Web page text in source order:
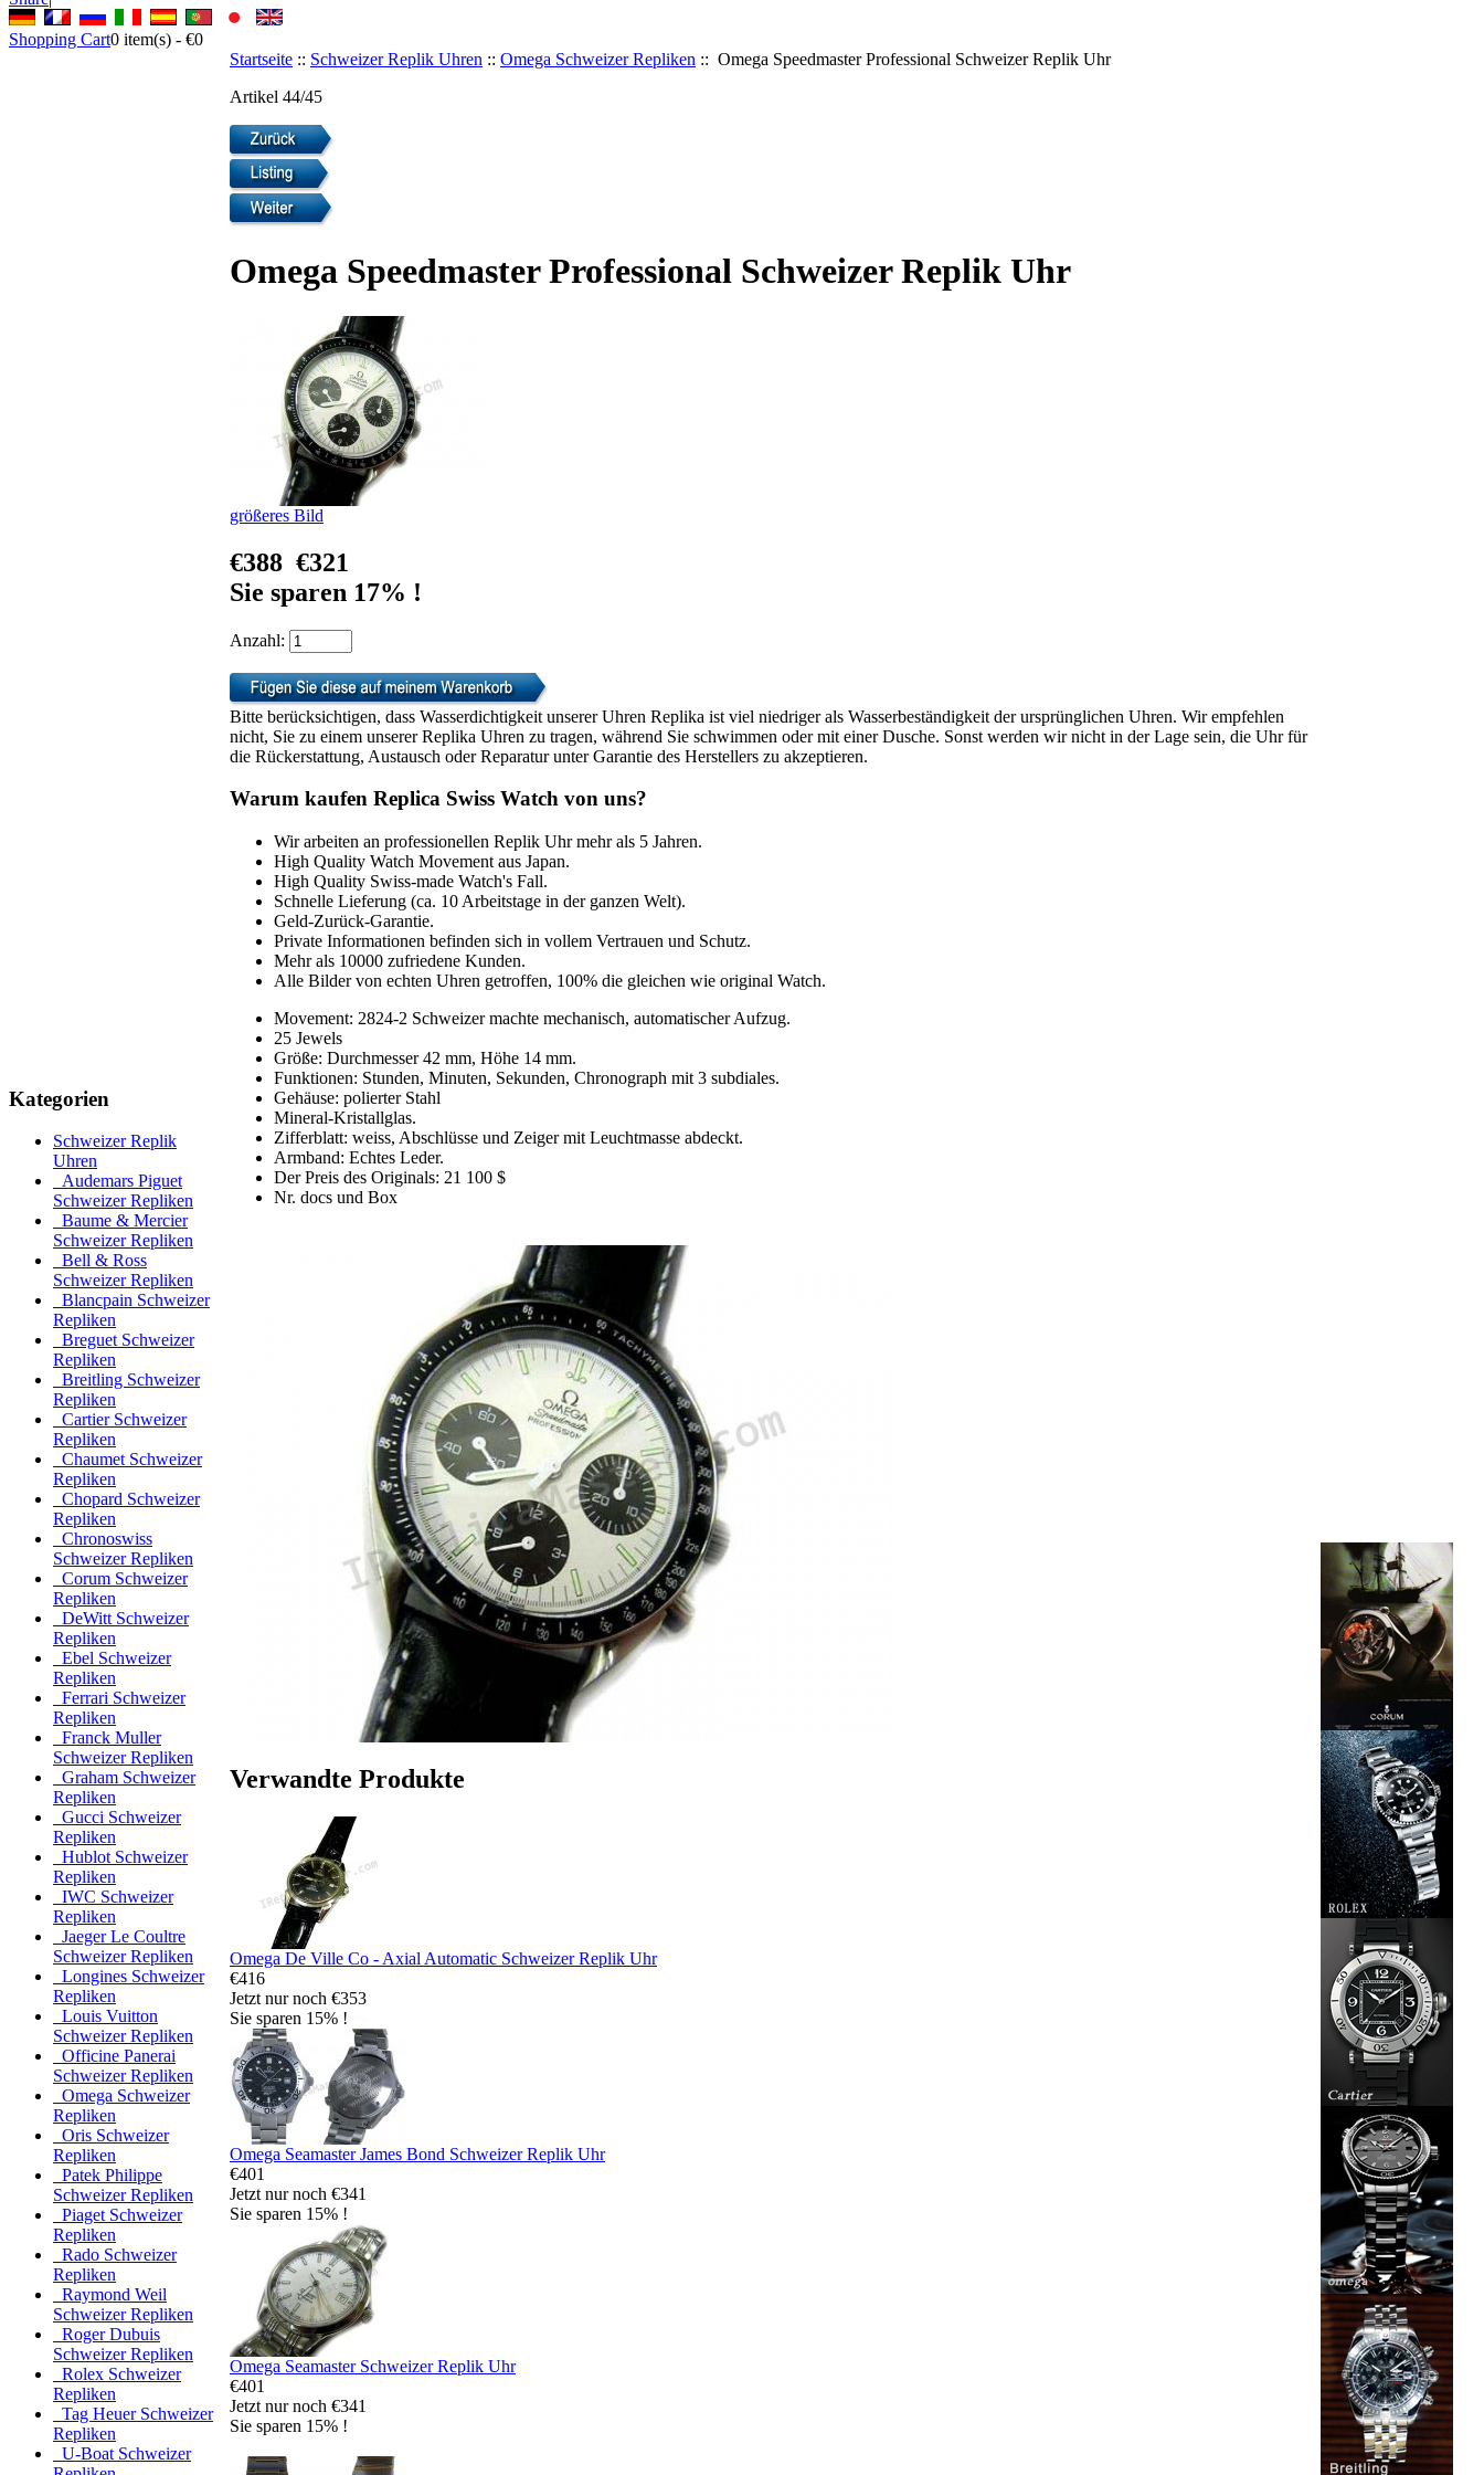
Shopping Cart0 item(s) - €0
Kategorien
Schweizer Replik
Uhren
Audemars Piguet
Schweizer Repliken
Baume & Mercier
Schweizer Repliken
Bell & Ross
Schweizer Repliken
Blancpain Schweizer
Repliken
Breguet Schweizer
Repliken
Breitling Schweizer
Repliken
Cartier Schweizer
Repliken
Chaumet Schweizer
Repliken
Chopard Schweizer
Repliken
Chronoswiss
Schweizer Repliken
Corum Schweizer
Repliken
DeWitt Schweizer
Repliken
Ebel Schweizer
Repliken
Ferrari Schweizer
Repliken
Franck Muller
Schweizer Repliken
Graham Schweizer
Repliken
Gucci Schweizer
Repliken
Hublot Schweizer
Repliken
IWC Schweizer
Repliken
Jaeger Le Coultre
Schweizer Repliken
Longines Schweizer
Repliken
Louis Vuitton
Schweizer Repliken
Officine Panerai
Schweizer Repliken
Omega Schweizer
Repliken
Oris Schweizer
Repliken
Patek Philippe
Schweizer Repliken
Piaget Schweizer
Repliken
Rado Schweizer
Repliken
Raymond Weil
Schweizer Repliken
Roger Dubuis
Schweizer Repliken
Rolex Schweizer
Repliken
Tag Heuer Schweizer
Repliken
U-Boat Schweizer
Startseite :: Schweizer Replik Uhren :: Omega Schweizer Repliken :: Omega Speedmaster Professional Schweizer Replik Uhr
Artikel 44/45
Omega Speedmaster Professional Schweizer Replik Uhr
größeres Bild
€388 €321
Sie sparen 17% !
Anzahl:
Bitte berücksichtigen, dass Wasserdichtigkeit unserer Uhren Replika ist viel niedriger als Wasserbeständigkeit der ursprünglichen Uhren. Wir empfehlen
nicht, Sie zu einem unserer Replika Uhren zu tragen, während Sie schwimmen oder mit einer Dusche. Sonst werden wir nicht in der Lage sein, die Uhr für
die Rückerstattung, Austausch oder Reparatur unter Garantie des Herstellers zu akzeptieren.
Warum kaufen Replica Swiss Watch von uns?
Wir arbeiten an professionellen Replik Uhr mehr als 5 Jahren.
High Quality Watch Movement aus Japan.
High Quality Swiss-made Watch's Fall.
Schnelle Lieferung (ca. 10 Arbeitstage in der ganzen Welt).
Geld-Zurück-Garantie.
Private Informationen befinden sich in vollem Vertrauen und Schutz.
Mehr als 10000 zufriedene Kunden.
Alle Bilder von echten Uhren getroffen, 100% die gleichen wie original Watch.
Movement: 2824-2 Schweizer machte mechanisch, automatischer Aufzug.
25 Jewels
Größe: Durchmesser 42 mm, Höhe 14 mm.
Funktionen: Stunden, Minuten, Sekunden, Chronograph mit 3 subdiales.
Gehäuse: polierter Stahl
Mineral-Kristallglas.
Zifferblatt: weiss, Abschlüsse und Zeiger mit Leuchtmasse abdeckt.
Armband: Echtes Leder.
Der Preis des Originals: 21 100 $
Nr. docs und Box
Verwandte Produkte
Omega De Ville Co - Axial Automatic Schweizer Replik Uhr
€416
Jetzt nur noch €353
Sie sparen 15% !
Omega Seamaster James Bond Schweizer Replik Uhr
€401
Jetzt nur noch €341
Sie sparen 15% !
Omega Seamaster Schweizer Replik Uhr
€401
Jetzt nur noch €341
Sie sparen 15% !